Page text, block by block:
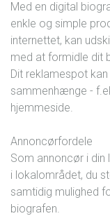
Med en digital
enkle og simple
internettet, kan
med at formidle dit
Dit reklamespot
sammenhænge -
hjemmeside.
Annoncørfordele
Som annoncør i din
i lokalområdet, du
samtidig mulighed
biografen.